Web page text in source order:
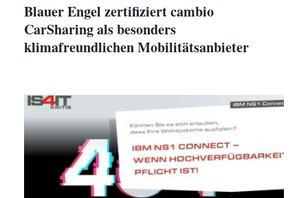
Blauer Engel zertifiziert cambio
CarSharing als besonders
klimafreundlichen Mobilitätsanbieter